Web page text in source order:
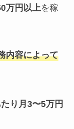
万円以上を稼
内容によって
り月3〜5万円